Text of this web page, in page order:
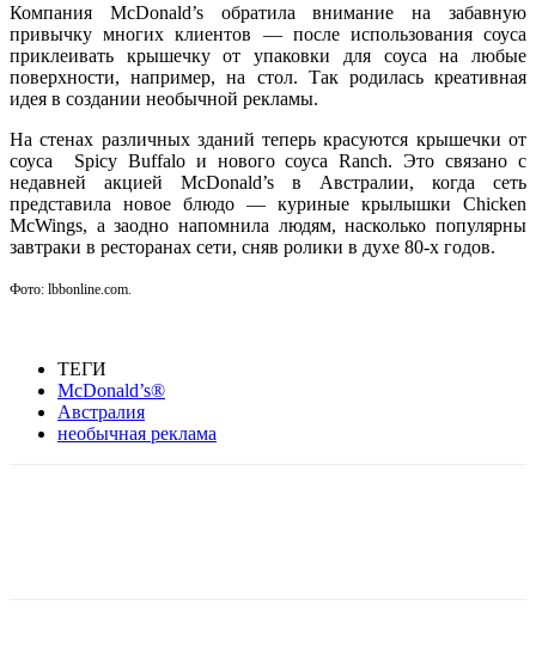
Компания McDonald’s обратила внимание на забавную
привычку многих клиентов — после использования соуса
приклеивать крышечку от упаковки для соуса на любые
поверхности, например, на стол. Так родилась креативная
идея в создании необычной рекламы.
На стенах различных зданий теперь красуются крышечки от
соуса Spicy Buffalo и нового соуса Ranch.Это связано с
недавней акцией McDonald’s в Австралии, когда сеть
представила новое блюдо — куриные крылышки Chicken
McWings, а заодно напомнила людям, насколько популярны
завтраки в ресторанах сети, сняв ролики в духе 80-х годов.
Фото: lbbonline.com.
ТЕГИ
McDonald’s®
Австралия
необычная реклама